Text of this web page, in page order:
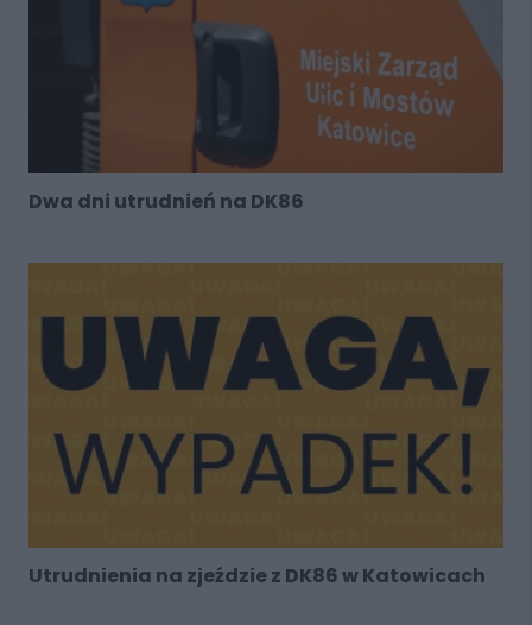
Dwa dni utrudnień na DK86
Utrudnienia na zjeździe z DK86 w Katowicach